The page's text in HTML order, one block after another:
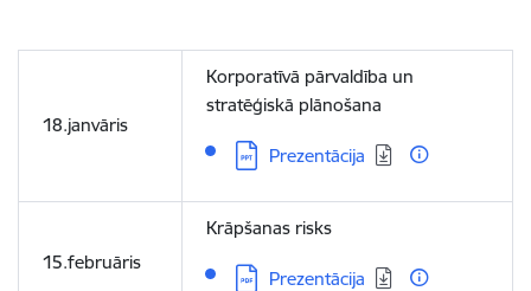
18.janvāris
Korporatīvā pārvaldība un
stratēģiskā plānošana
Lejupielādēt:
Prezentācija
15.februāris
Krāpšanas risks
Lejupielādēt:
Prezentācija